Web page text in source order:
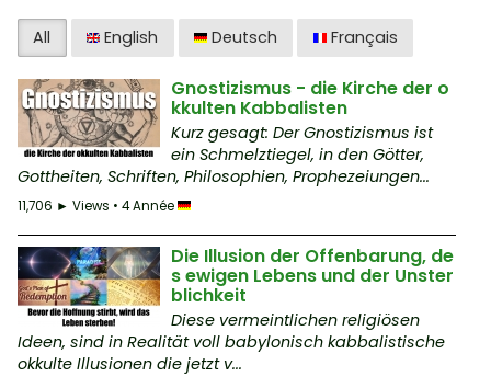
All English Deutsch Français
Gnostizismus - die Kirche der o
kkulten Kabbalisten
Kurz gesagt: Der Gnostizismus ist
ein Schmelztiegel, in den Götter,
Gottheiten, Schriften, Philosophien, Prophezeiungen...
11,706 ► Views • 4 Année
Die Illusion der Offenbarung, de
s ewigen Lebens und der Unster
blichkeit
Diese vermeintlichen religiösen
Ideen, sind in Realität voll babylonisch kabbalistische
okkulte Illusionen die jetzt v...